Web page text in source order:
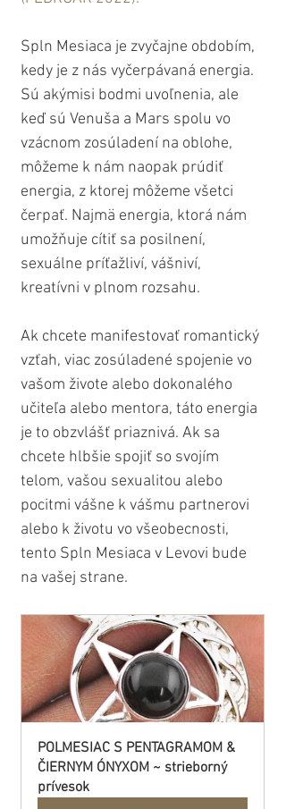
Spln Mesiaca je zvyčajne obdobím,
kedy je z nás vyčerpávaná energia.
Sú akýmisi bodmi uvoľnenia, ale
keď sú Venuša a Mars spolu vo
vzácnom zosúladení na oblohe,
môžeme k nám naopak prúdiť
energia, z ktorej môžeme všetci
čerpať. Najmä energia, ktorá nám
umožňuje cítiť sa posilnení,
sexuálne príťažliví, vášniví,
kreatívni v plnom rozsahu.
Ak chcete manifestovať romantický
vzťah, viac zosúladené spojenie vo
vašom živote alebo dokonalého
učiteľa alebo mentora, táto energia
je to obzvlášť priaznivá. Ak sa
chcete hlbšie spojiť so svojím
telom, vašou sexualitou alebo
pocitmi vášne k vášmu partnerovi
alebo k životu vo všeobecnosti,
tento Spln Mesiaca v Levovi bude
na vašej strane.
POLMESIAC S PENTAGRAMOM &
ČIERNYM ÓNYXOM ~ strieborný
prívesok